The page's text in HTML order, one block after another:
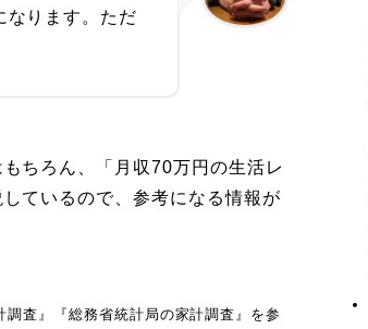
なります。ただ
ちろん、「月収70万円の生活レ
ているので、参考になる情報が
査』『総務省統計局の家計調査』を参